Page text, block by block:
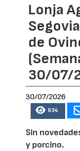
Lonja
de
30/07/
30/07/2026
634
Sin
y porcino.